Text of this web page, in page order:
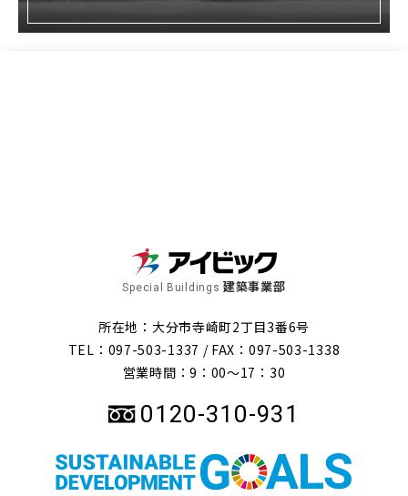
Special Buildings 建築事業部
所在地：大分市寺崎町2丁目3番6号
TEL：097-503-1337 / FAX：097-503-1338
営業時間：9：00～17：30
0120-310-931